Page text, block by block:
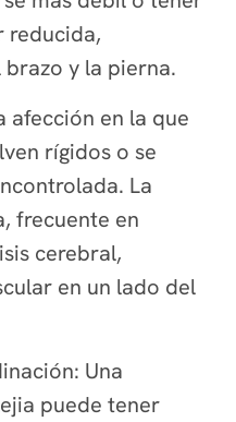
reducida,
y la pierna.
afección en la que
rígidos o se
La
frecuente en
cerebral,
en un lado del
Una
puede tener